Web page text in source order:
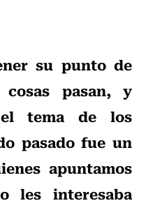
su punto de
pasan, y
el tema de los
pasado fue un
apuntamos
les interesaba